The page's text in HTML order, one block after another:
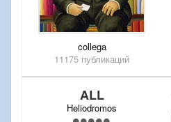
collega
11175 публикаций
ALL
Heliodromos